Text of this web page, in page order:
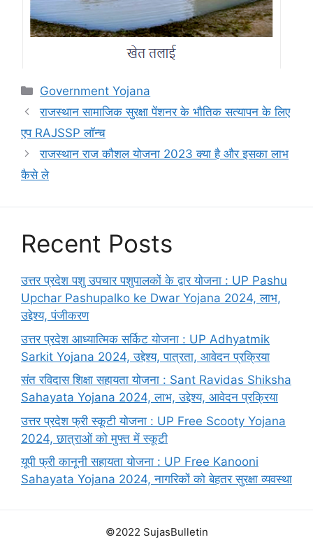
Categories
Government Yojana
राजस्थान सामाजिक सुरक्षा पेंशनर के भौतिक सत्यापन के लिए
एप RAJSSP लॉन्च
राजस्थान राज कौशल योजना 2023 क्या है और इसका लाभ
कैसे ले
Recent Posts
उत्तर प्रदेश पशु उपचार पशुपालकों के द्वार योजना : UP Pashu
Upchar Pashupalko ke Dwar Yojana 2024, लाभ,
उद्देश्य, पंजीकरण
उत्तर प्रदेश आध्यात्मिक सर्किट योजना : UP Adhyatmik
Sarkit Yojana 2024, उद्देश्य, पात्रता, आवेदन प्रक्रिया
संत रविदास शिक्षा सहायता योजना : Sant Ravidas Shiksha
Sahayata Yojana 2024, लाभ, उद्देश्य, आवेदन प्रक्रिया
उत्तर प्रदेश फ्री स्कूटी योजना : UP Free Scooty Yojana
2024, छात्राओं को मुफ्त में स्कूटी
यूपी फ्री कानूनी सहायता योजना : UP Free Kanooni
Sahayata Yojana 2024, नागरिकों को बेहतर सुरक्षा व्यवस्था
©2022 SujasBulletin